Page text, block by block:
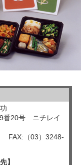
番20号 ニチレイ
FAX:（03）3248-
】